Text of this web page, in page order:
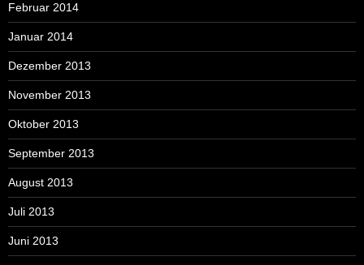
Februar 2014
Januar 2014
Dezember 2013
November 2013
Oktober 2013
September 2013
August 2013
Juli 2013
Juni 2013